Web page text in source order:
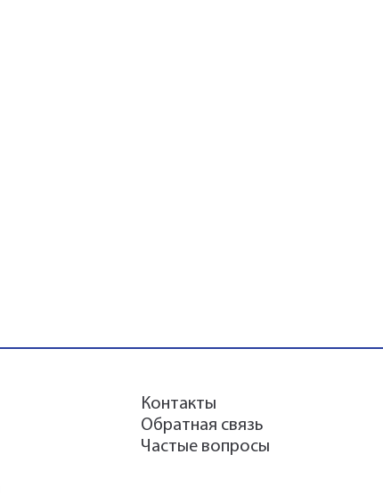
Контакты
Обратная связь
Частые вопросы